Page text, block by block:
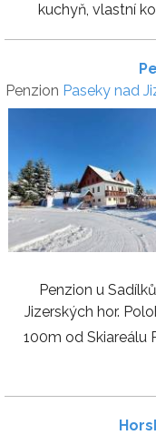
kuchyň, vlastní
Penzion Paseky nad
Penzion u
Jizerských hor.
100m od Skiareálu